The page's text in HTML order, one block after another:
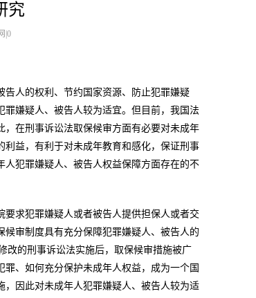
究
|0
人的权利、节约国家资源、防止犯罪嫌疑
嫌疑人、被告人较为适宜。但目前，我国法
在刑事诉讼法取保候审方面有必要对未成年
益，有利于对未成年教育和感化，保证刑事
犯罪嫌疑人、被告人权益保障方面存在的不
求犯罪嫌疑人或者被告人提供担保人或者交
审制度具有充分保障犯罪嫌疑人、被告人的
改的刑事诉讼法实施后，取保候审措施被广
、如何充分保护未成年人权益，成为一个国
，因此对未成年人犯罪嫌疑人、被告人较为适